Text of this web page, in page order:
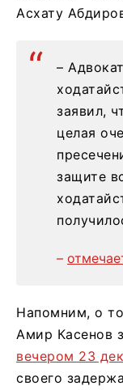
Асхату
–
заявил,
целая
защите
–
Напомним, о
Амир Касенов
вечером 23
своего